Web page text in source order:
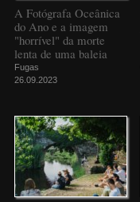
A Fotógrafa Oceânica
do Ano e a imagem
"horrível" da morte
lenta de uma baleia
Fugas
26.09.2023